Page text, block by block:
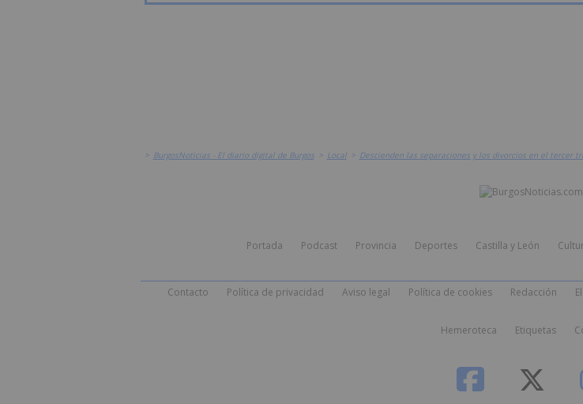
> BurgosNoticias - El diario digital de Burgos > Local > Descienden las separaciones y los divorcios en el tercer
Portada Podcast Provincia Deportes Castilla y León
Contacto Política de privacidad Aviso legal Política de cookies Redacción
Hemeroteca Etiquetas